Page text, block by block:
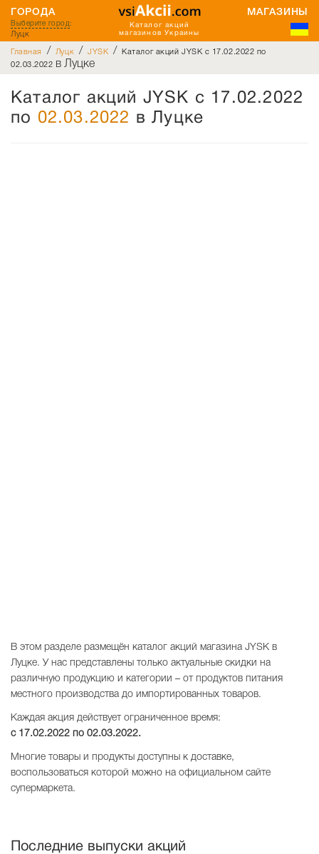
Каталог акций
магазинов Украины
ГОРОДА МАГАЗИНЫ
Выберите город:
Луцк
Главная / Луцк / JYSK / Каталог акций JYSK с 17.02.2022 по
02.03.2022 в Луцке
Каталог акций JYSK с 17.02.2022
по 02.03.2022 в Луцке
В этом разделе размещён каталог акций магазина JYSK в
Луцке. У нас представлены только актуальные скидки на
различную продукцию и категории – от продуктов питания
местного производства до импортированных товаров.
Каждая акция действует ограниченное время:
с 17.02.2022 по 02.03.2022.
Многие товары и продукты доступны к доставке,
воспользоваться которой можно на официальном сайте
супермаркета.
Последние выпуски акций